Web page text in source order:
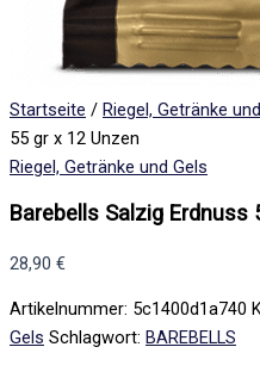
Startseite / Riegel, Getränke
55 gr x 12 Unzen
Riegel, Getränke und Gels
Barebells Salzig Erdnuss
28,90 €
Artikelnummer: 5c1400d1a740
Gels Schlagwort: BAREBELLS